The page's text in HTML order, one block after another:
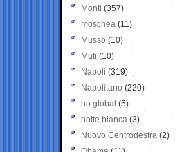
Monti (357)
moschea (11)
Musso (10)
Muti (10)
Napoli (319)
Napolitano (220)
no global (5)
notte bianca (3)
Nuovo Centrodestra (2)